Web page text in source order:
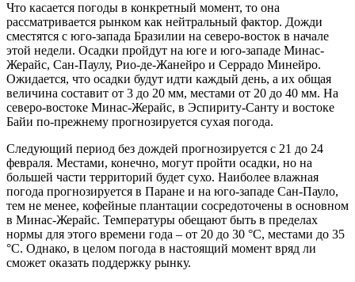
Что касается погоды в конкретный момент, то она
рассматривается рынком как нейтральный фактор. Дожди
сместятся с юго-запада Бразилии на северо-восток в начале
этой недели. Осадки пройдут на юге и юго-западе Минас-
Жерайс, Сан-Паулу, Рио-де-Жанейро и Серрадо Минейро.
Ожидается, что осадки будут идти каждый день, а их общая
величина составит от 3 до 20 мм, местами от 20 до 40 мм. На
северо-востоке Минас-Жерайс, в Эспириту-Санту и востоке
Байи по-прежнему прогнозируется сухая погода.
Следующий период без дождей прогнозируется с 21 до 24
февраля. Местами, конечно, могут пройти осадки, но на
большей части территорий будет сухо. Наиболее влажная
погода прогнозируется в Паране и на юго-западе Сан-Пауло,
тем не менее, кофейные плантации сосредоточены в основном
в Минас-Жерайс. Температуры обещают быть в пределах
нормы для этого времени года – от 20 до 30 °C, местами до 35
°C. Однако, в целом погода в настоящий момент вряд ли
сможет оказать поддержку рынку.